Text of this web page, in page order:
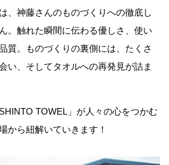
、神藤さんのものづくりへの徹底し
。触れた瞬間に伝わる優しさ、使い
質。ものづくりの裏側には、たくさ
い、そしてタオルへの再発見が詰ま
TOWEL」が人々の心をつかむ
から紐解いていきます！